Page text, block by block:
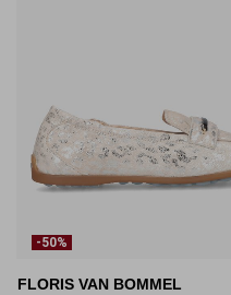
-50%
FLORIS VAN BOMMEL